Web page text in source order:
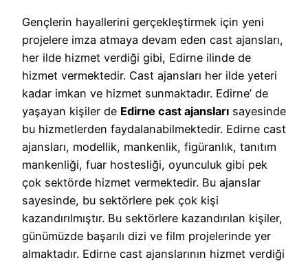
Gençlerin hayallerini gerçekleştirmek için yeni
projelere imza atmaya devam eden cast ajansları,
her ilde hizmet verdiği gibi, Edirne ilinde de
hizmet vermektedir. Cast ajansları her ilde yeteri
kadar imkan ve hizmet sunmaktadır. Edirne’ de
yaşayan kişiler de Edirne cast ajansları sayesinde
bu hizmetlerden faydalanabilmektedir. Edirne cast
ajansları, modellik, mankenlik, figüranlık, tanıtım
mankenliği, fuar hostesliği, oyunculuk gibi pek
çok sektörde hizmet vermektedir. Bu ajanslar
sayesinde, bu sektörlere pek çok kişi
kazandırılmıştır. Bu sektörlere kazandırılan kişiler,
günümüzde başarılı dizi ve film projelerinde yer
almaktadır. Edirne cast ajanslarının hizmet verdiği